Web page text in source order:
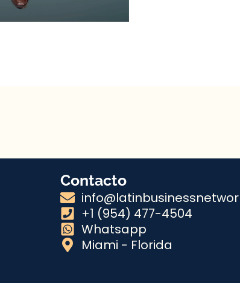
Contacto
+1 (954) 477-4504
Whatsapp
Miami - Florida